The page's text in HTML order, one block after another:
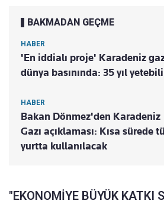
BAKMADAN GEÇME
HABER
'En iddialı proje' Karadeniz
dünya basınında: 35 yıl
HABER
Bakan Dönmez'den Karadeniz
Gazı açıklaması: Kısa sürede
yurtta kullanılacak
"EKONOMİYE BÜYÜK KATKI